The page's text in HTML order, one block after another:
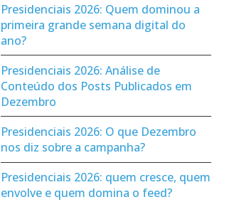
Presidenciais 2026: Quem dominou a
primeira grande semana digital do
ano?
Presidenciais 2026: Análise de
Conteúdo dos Posts Publicados em
Dezembro
Presidenciais 2026: O que Dezembro
nos diz sobre a campanha?
Presidenciais 2026: quem cresce, quem
envolve e quem domina o feed?